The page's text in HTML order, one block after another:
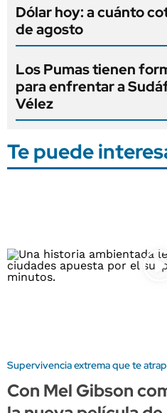
Dólar hoy: a cuánto
de agosto
Los Pumas tienen
para enfrentar a
Vélez
Te puede
Supervivencia extrema que te
Con Mel Gibson